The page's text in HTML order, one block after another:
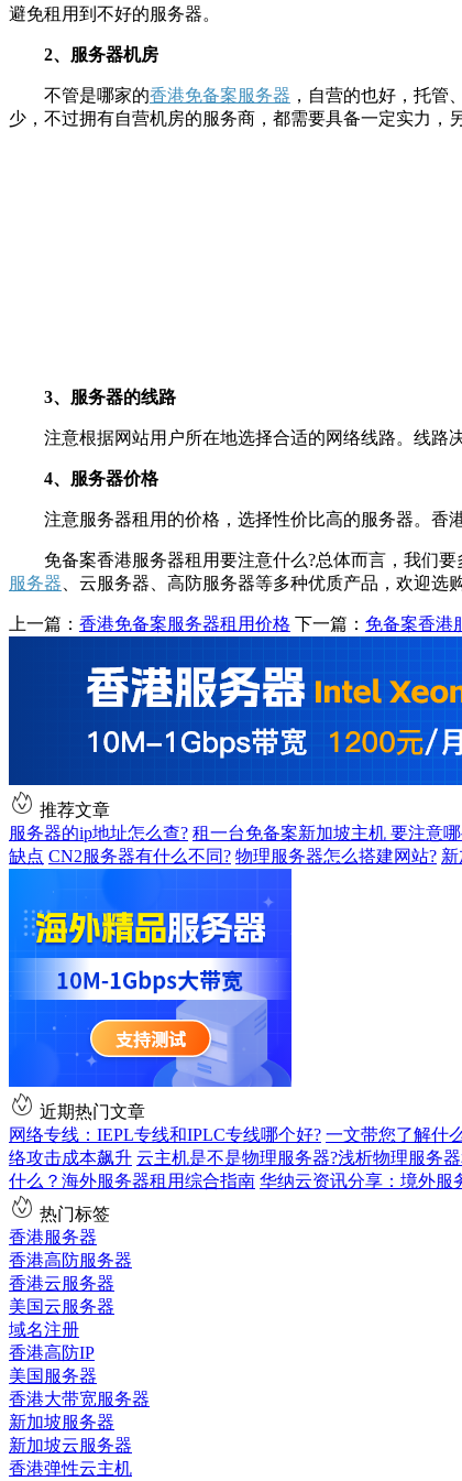
避免租用到不好的服务器。
2、服务器机房
不管是哪家的香港免备案服务器 ，自营的也好，托管
少，不过拥有自营机房的服务商，都需要具备一定实力，
3、服务器的线路
注意根据网站用户所在地选择合适的网络线路。线路决
4、服务器价格
注意服务器租用的价格，选择性价比高的服务器。香港
免备案香港服务器租用要注意什么?总体而言，我们要
服务器 、云服务器、高防服务器等多种优质产品，欢迎选
上一篇： 香港免备案服务器租用价格 下一篇： 免备案香港
推荐文章
服务器的ip地址怎么查? 租一台免备案新加坡主机 要注意
缺点 CN2服务器有什么不同? 物理服务器怎么搭建网站?
近期热门文章
网络专线：IEPL专线和IPLC专线哪个好? 一文带您了解什
络攻击成本飙升 云主机是不是物理服务器?浅析物理服务
什么？海外服务器租用综合指南 华纳云资讯分享：境外服
热门标签
香港服务器
香港高防服务器
香港云服务器
美国云服务器
域名注册
香港高防IP
美国服务器
香港大带宽服务器
新加坡服务器
新加坡云服务器
香港弹性云主机